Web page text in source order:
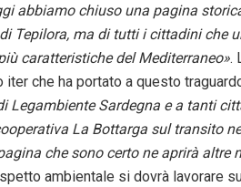
abbiamo chiuso una pagina
Tepilora, ma di tutti i cittadini che
caratteristiche del Mediterraneo».
iter che ha portato a questo
Legambiente Sardegna e a tanti
La Bottarga sul transito
che sono certo ne aprirà altre
ambientale si dovrà lavorare